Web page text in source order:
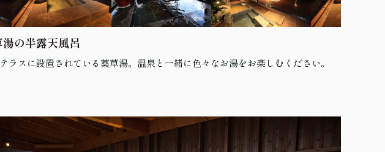
湯の半露天風呂
ラスに設置されている薬草湯。温泉と一緒に色々なお湯をお楽しむください。